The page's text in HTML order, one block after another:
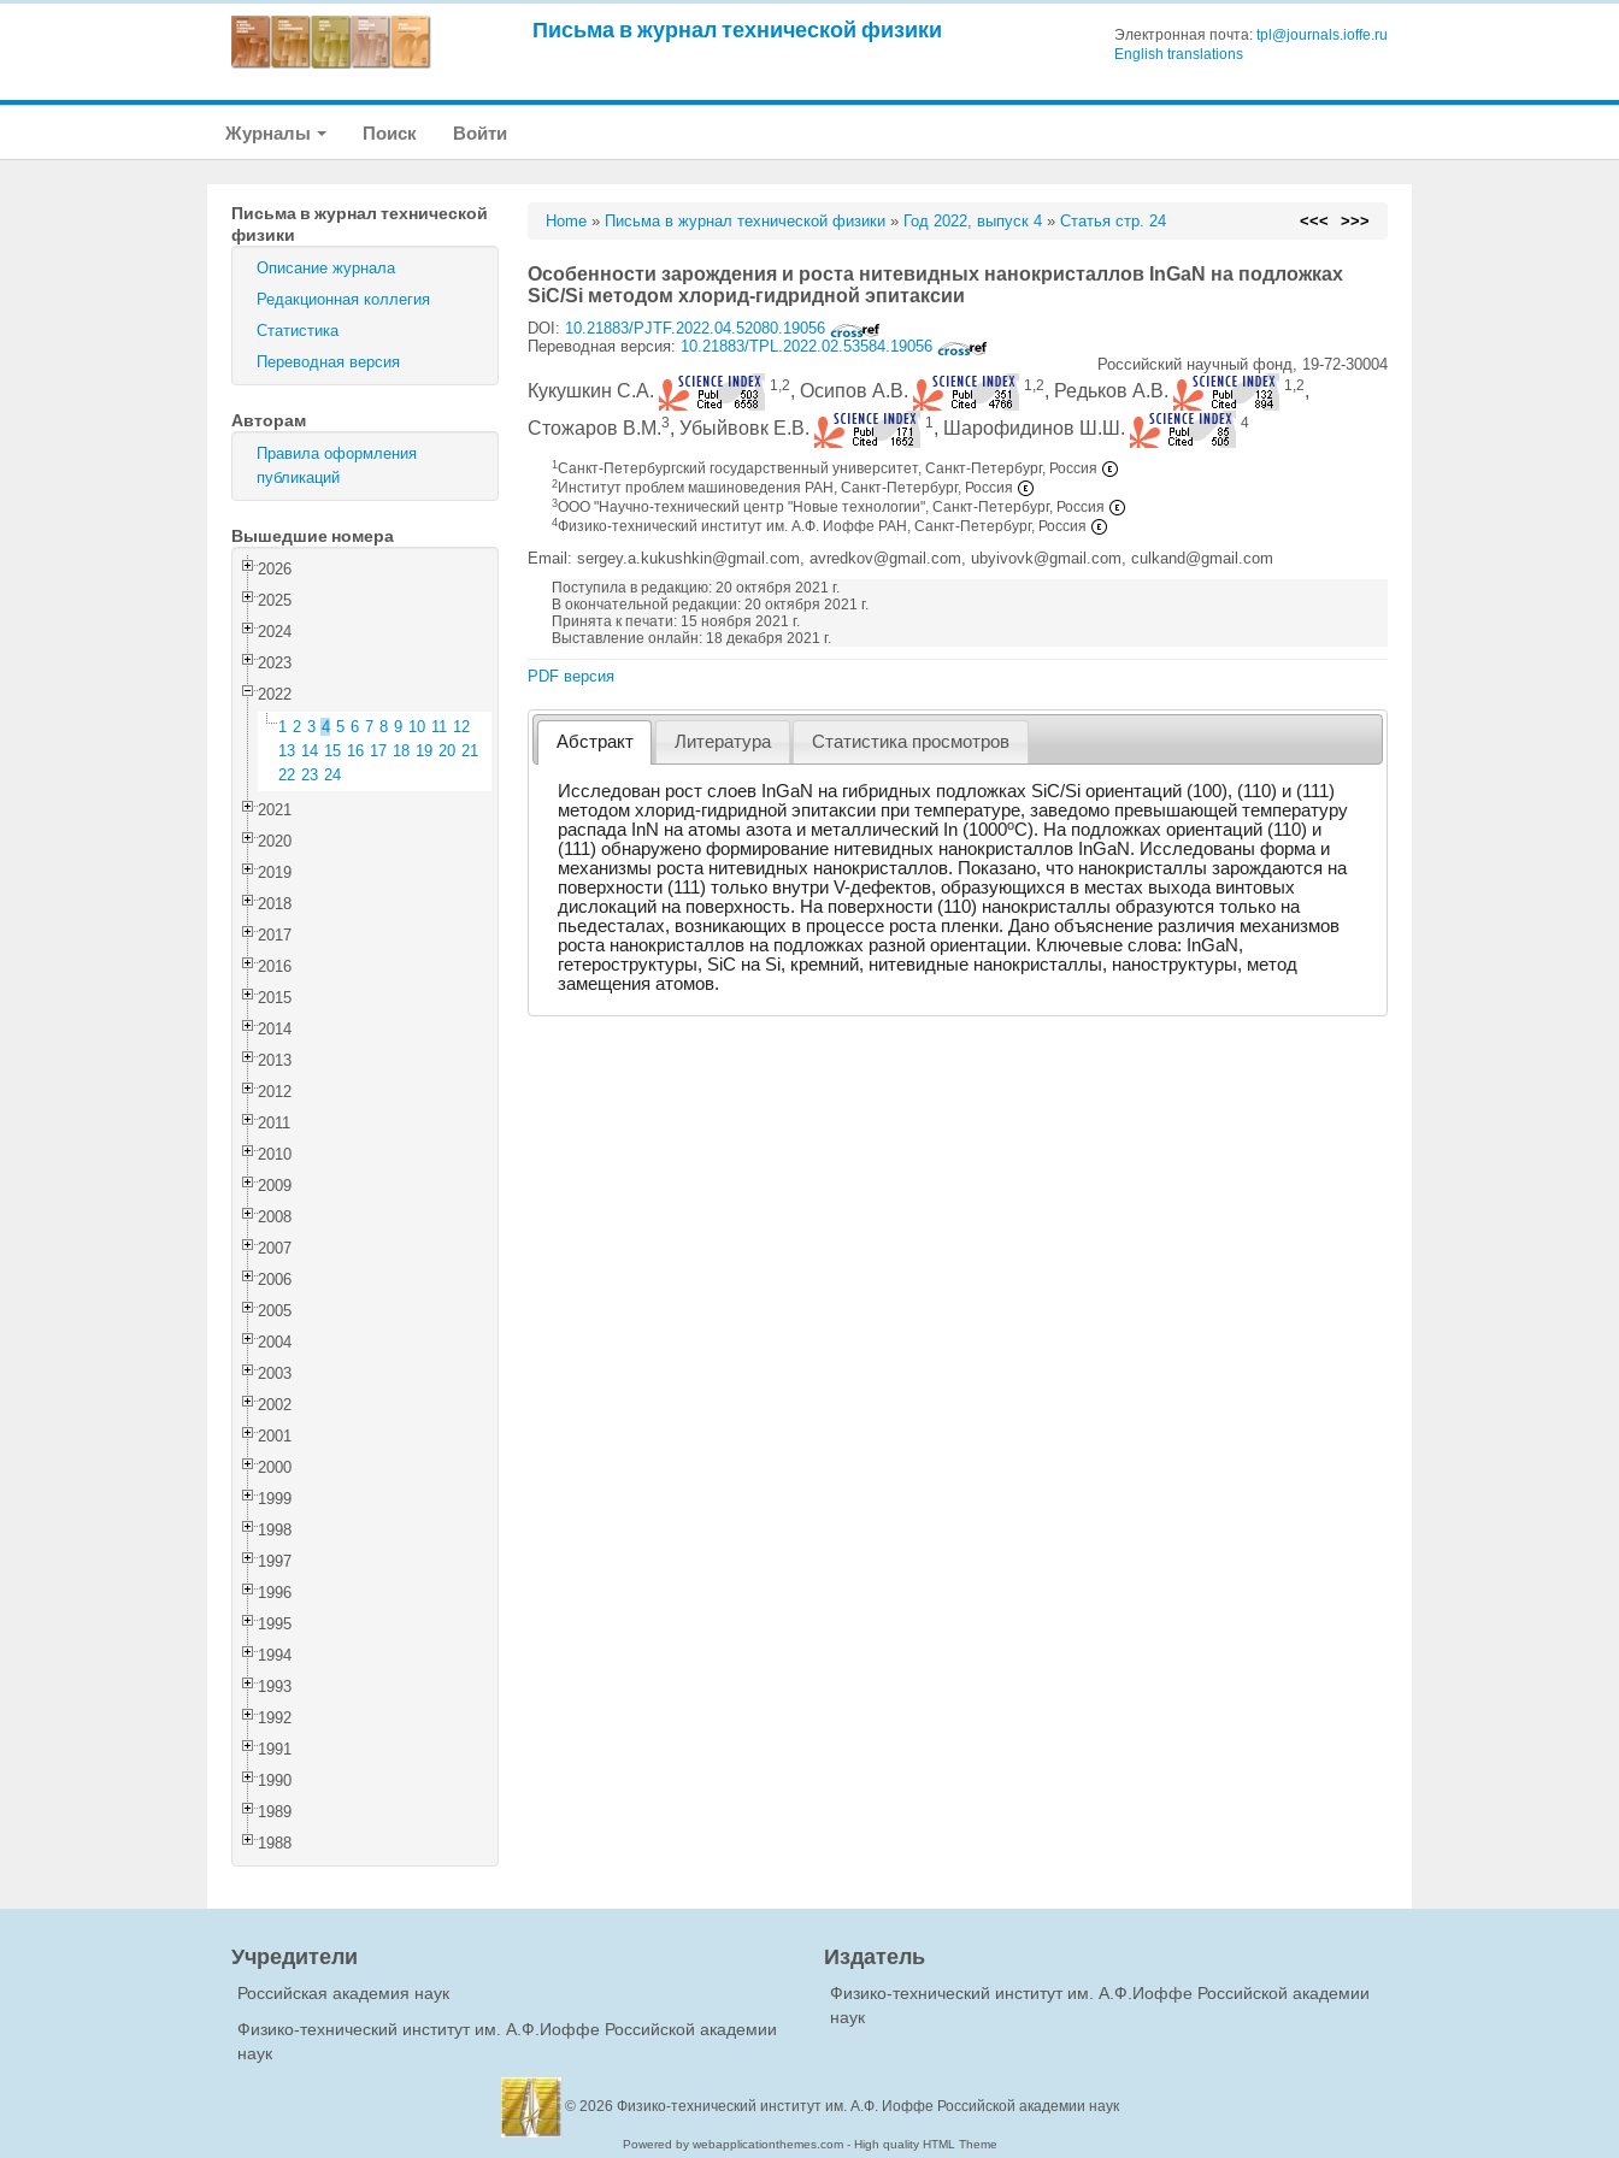
Письма в журнал технической физики Электронная почта: tpl@journals.ioffe.ru
English translations
Журналы Поиск Войти
Письма в журнал технической
физики
Описание журнала
Редакционная коллегия
Статистика
Переводная версия
Авторам
Правила оформления
публикаций
Вышедшие номера
2026
2025
2024
2023
2022
1 2 3 4 5 6 7 8 9 10 11 12
13 14 15 16 17 18 19 20 21
22 23 24
2021
2020
2019
2018
2017
2016
2015
2014
2013
2012
2011
2010
2009
2008
2007
2006
2005
2004
2003
2002
2001
2000
1999
1998
1997
1996
1995
1994
1993
1992
1991
1990
1989
1988
Home » Письма в журнал технической физики » Год 2022, выпуск 4 »Статья стр. 24 <<< >>>
Особенности зарождения и роста нитевидных нанокристаллов InGaN на подложках
SiC/Si методом хлорид-гидридной эпитаксии
DOI: 10.21883/PJTF.2022.04.52080.19056
Переводная версия: 10.21883/TPL.2022.02.53584.19056
Российский научный фонд, 19-72-30004
Кукушкин С.А. 1,2, Осипов А.В. 1,2, Редьков А.В. 1,2,
Стожаров В.М.3, Убыйвовк Е.В. 1 , Шарофидинов Ш.Ш. 4
1Санкт-Петербургский государственный университет, Санкт-Петербург, Россия
2 Институт проблем машиноведения РАН, Санкт-Петербург, Россия
3OOO "Научно-технический центр "Новые технологии", Санкт-Петербург, Россия
4Физико-технический институт им. А.Ф. Иоффе РАН, Санкт-Петербург, Россия
Email: sergey.a.kukushkin@gmail.com, avredkov@gmail.com, ubyivovk@gmail.com, culkand@gmail.com
Поступила в редакцию: 20 октября 2021 г.
В окончательной редакции: 20 октября 2021 г.
Принята к печати: 15 ноября 2021 г.
Выставление онлайн: 18 декабря 2021 г.
PDF версия
Абстракт Литература Статистика просмотров
Исследован рост слоев InGaN на гибридных подложках SiC/Si ориентаций (100), (110) и (111)
методом хлорид-гидридной эпитаксии при температуре, заведомо превышающей температуру
распада InN на атомы азота и металлический In (1000oC). На подложках ориентаций (110) и
(111) обнаружено формирование нитевидных нанокристаллов InGaN. Исследованы форма и
механизмы роста нитевидных нанокристаллов. Показано, что нанокристаллы зарождаются на
поверхности (111) только внутри V-дефектов, образующихся в местах выхода винтовых
дислокаций на поверхность. На поверхности (110) нанокристаллы образуются только на
пьедесталах, возникающих в процессе роста пленки. Дано объяснение различия механизмов
роста нанокристаллов на подложках разной ориентации. Ключевые слова: InGaN,
гетероструктуры, SiC на Si, кремний, нитевидные нанокристаллы, наноструктуры, метод
замещения атомов.
Учредители
Российская академия наук
Физико-технический институт им. А.Ф.Иоффе Российской академии
наук
Издатель
Физико-технический институт им. А.Ф.Иоффе Российской академии
наук
© 2026 Физико-технический институт им. А.Ф. Иоффе Российской академии наук
Powered by webapplicationthemes.com - High quality HTML Theme